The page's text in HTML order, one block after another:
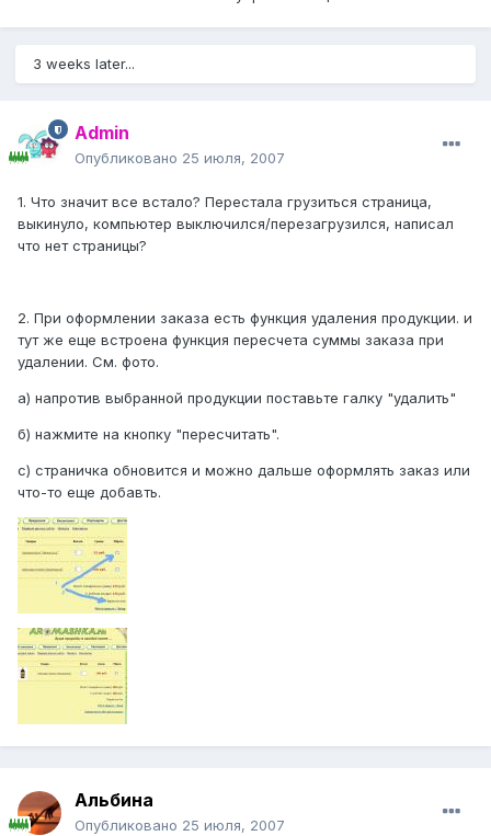
3 weeks later...
Admin
Опубликовано 25 июля, 2007
1. Что значит все встало? Перестала грузиться страница,
выкинуло, компьютер выключился/перезагрузился, написал
что нет страницы?
2. При оформлении заказа есть функция удаления продукции. и
тут же еще встроена функция пересчета суммы заказа при
удалении. См. фото.
а) напротив выбранной продукции поставьте галку "удалить"
б) нажмите на кнопку "пересчитать".
с) страничка обновится и можно дальше оформлять заказ или
что-то еще добавть.
Альбина
Опубликовано 25 июля, 2007